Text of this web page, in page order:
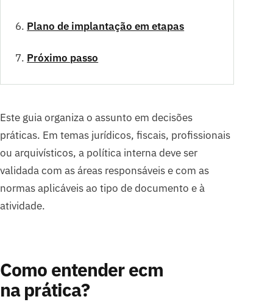
Plano de implantação em etapas
Próximo passo
Este guia organiza o assunto em decisões
práticas. Em temas jurídicos, fiscais, profissionais
ou arquivísticos, a política interna deve ser
validada com as áreas responsáveis e com as
normas aplicáveis ao tipo de documento e à
atividade.
Como entender ecm
na prática?